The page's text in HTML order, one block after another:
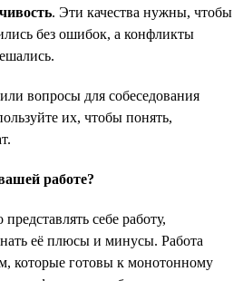
. Эти качества нужны, чтобы
без ошибок, а конфликты
вопросы для собеседования
их, чтобы понять,
работе?
себе работу,
её плюсы и минусы. Работа
которые готовы к монотонному